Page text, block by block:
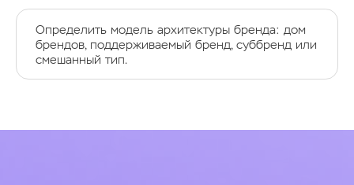
Определить модель архитектуры бренда: дом
брендов, поддерживаемый бренд, суббренд или
смешанный тип.